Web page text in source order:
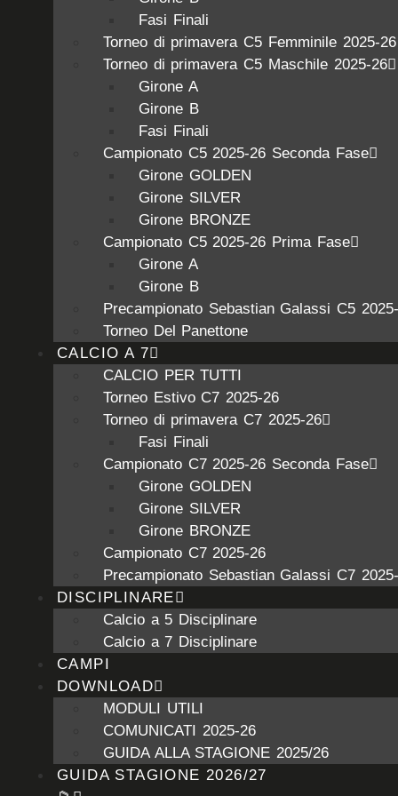
Fasi Finali
Torneo di primavera C5 Femminile 2025-26
Torneo di primavera C5 Maschile 2025-26
Girone A
Girone B
Fasi Finali
Campionato C5 2025-26 Seconda Fase
Girone GOLDEN
Girone SILVER
Girone BRONZE
Campionato C5 2025-26 Prima Fase
Girone A
Girone B
Precampionato Sebastian Galassi C5
Torneo Del Panettone
CALCIO A 7
CALCIO PER TUTTI
Torneo Estivo C7 2025-26
Torneo di primavera C7 2025-26
Fasi Finali
Campionato C7 2025-26 Seconda Fase
Girone GOLDEN
Girone SILVER
Girone BRONZE
Campionato C7 2025-26
Precampionato Sebastian Galassi C7
DISCIPLINARE
Calcio a 5 Disciplinare
Calcio a 7 Disciplinare
CAMPI
DOWNLOAD
MODULI UTILI
COMUNICATI 2025-26
GUIDA ALLA STAGIONE 2025/26
GUIDA STAGIONE 2026/27